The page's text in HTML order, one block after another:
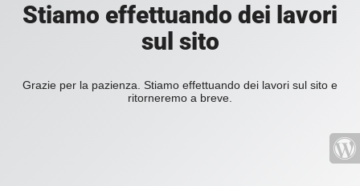
Stiamo effettuando dei lavori
sul sito
Grazie per la pazienza. Stiamo effettuando dei lavori sul sito e
ritorneremo a breve.